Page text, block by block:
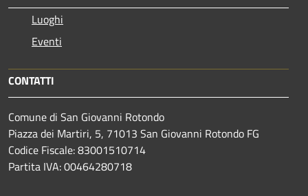
Luoghi
Eventi
CONTATTI
Comune di San Giovanni Rotondo
Piazza dei Martiri, 5, 71013 San Giovanni Rotondo FG
Codice Fiscale: 83001510714
Partita IVA: 00464280718